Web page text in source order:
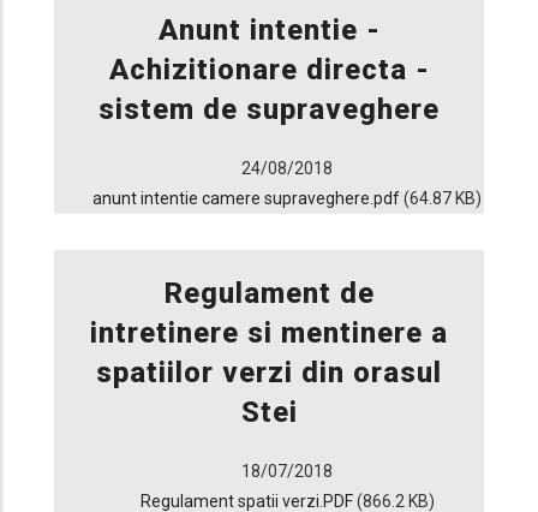
Anunt intentie -
Achizitionare directa -
sistem de supraveghere
24/08/2018
anunt intentie camere supraveghere.pdf(64.87 KB)
Regulament de
intretinere si mentinere a
spatiilor verzi din orasul
Stei
18/07/2018
Regulament spatii verzi.PDF (866.2 KB)